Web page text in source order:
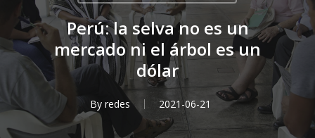
Perú: la selva no es un
mercado ni el árbol es un
dólar
By redes 2021-06-21